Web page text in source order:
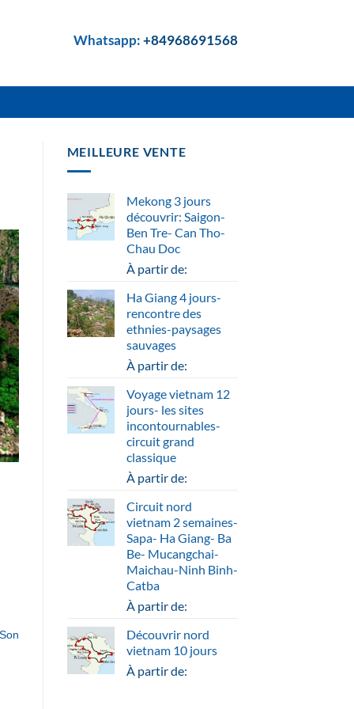
Whatsapp:+84968691568
MEILLEURE VENTE
Mekong 3 jours
découvrir: Saigon-
Ben Tre- Can Tho-
Chau Doc
À partir de:
Ha Giang 4 jours-
rencontre des
ethnies-paysages
sauvages
À partir de:
Voyage vietnam 12
jours- les sites
incontournables-
circuit grand
classique
À partir de:
Circuit nord
vietnam 2 semaines-
Sapa- Ha Giang- Ba
Be- Mucangchai-
Maichau-Ninh Binh-
Catba
À partir de:
Découvrir nord
vietnam 10 jours
À partir de: